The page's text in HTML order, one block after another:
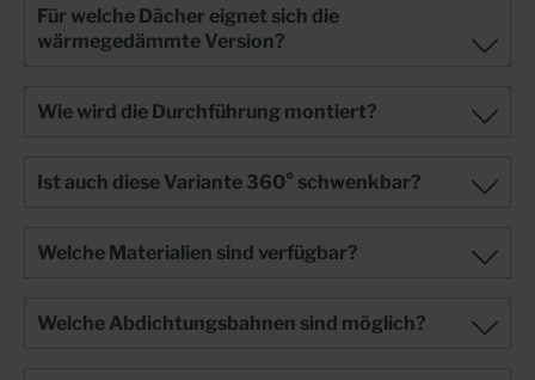
RESITRIX®, PP, PE, KRASO-Fol, PYE-PV 200 S5 uvm.+
Im Lieferumfang enthalten: Befestigungsdübel M8 x 100
Für welche Dächer eignet sich die
wärmegedämmte Version?
Wie wird die Durchführung montiert?
Ist auch diese Variante 360° schwenkbar?
Welche Materialien sind verfügbar?
Welche Abdichtungsbahnen sind möglich?